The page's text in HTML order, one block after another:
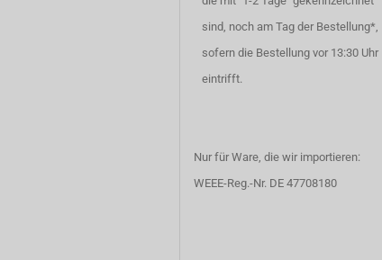
sind, noch am Tag der Bestellung*,
sofern die Bestellung vor 13:30 Uhr
eintrifft.
Nur für Ware, die wir importieren:
WEEE-Reg.-Nr. DE 47708180